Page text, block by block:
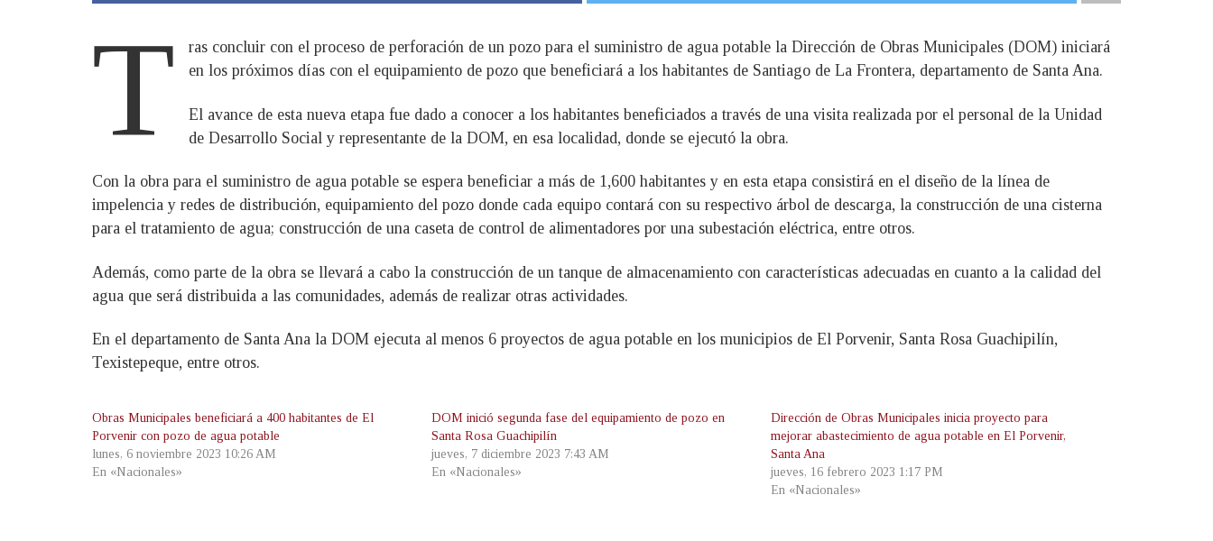
T
ras concluir con el proceso de perforación de un pozo para el suministro de agua potable la Dirección de Obras Municipales (DOM) iniciará
en los próximos días con el equipamiento de pozo que beneficiará a los habitantes de Santiago de La Frontera, departamento de Santa Ana.
El avance de esta nueva etapa fue dado a conocer a los habitantes beneficiados a través de una visita realizada por el personal de la Unidad
de Desarrollo Social y representante de la DOM, en esa localidad, donde se ejecutó la obra.
Con la obra para el suministro de agua potable se espera beneficiar a más de 1,600 habitantes y en esta etapa consistirá en el diseño de la línea de
impelencia y redes de distribución, equipamiento del pozo donde cada equipo contará con su respectivo árbol de descarga, la construcción de una cisterna
para el tratamiento de agua; construcción de una caseta de control de alimentadores por una subestación eléctrica, entre otros.
Además, como parte de la obra se llevará a cabo la construcción de un tanque de almacenamiento con características adecuadas en cuanto a la calidad del
agua que será distribuida a las comunidades, además de realizar otras actividades.
En el departamento de Santa Ana la DOM ejecuta al menos 6 proyectos de agua potable en los municipios de El Porvenir, Santa Rosa Guachipilín,
Texistepeque, entre otros.
Obras Municipales beneficiará a 400 habitantes de El
Porvenir con pozo de agua potable
lunes, 6 noviembre 2023 10:26 AM
En «Nacionales»
DOM inició segunda fase del equipamiento de pozo en
Santa Rosa Guachipilín
jueves, 7 diciembre 2023 7:43 AM
En «Nacionales»
Dirección de Obras Municipales inicia proyecto para
mejorar abastecimiento de agua potable en El Porvenir,
Santa Ana
jueves, 16 febrero 2023 1:17 PM
En «Nacionales»